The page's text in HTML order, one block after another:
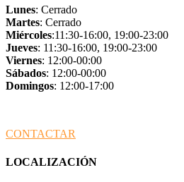
Lunes: Cerrado
Martes: Cerrado
Miércoles:11:30-16:00, 19:00-23:00
Jueves: 11:30-16:00, 19:00-23:00
Viernes: 12:00-00:00
Sábados: 12:00-00:00
Domingos: 12:00-17:00
CONTACTAR
LOCALIZACIÓN